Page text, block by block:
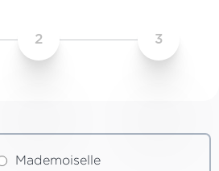
2 3
Mademoiselle